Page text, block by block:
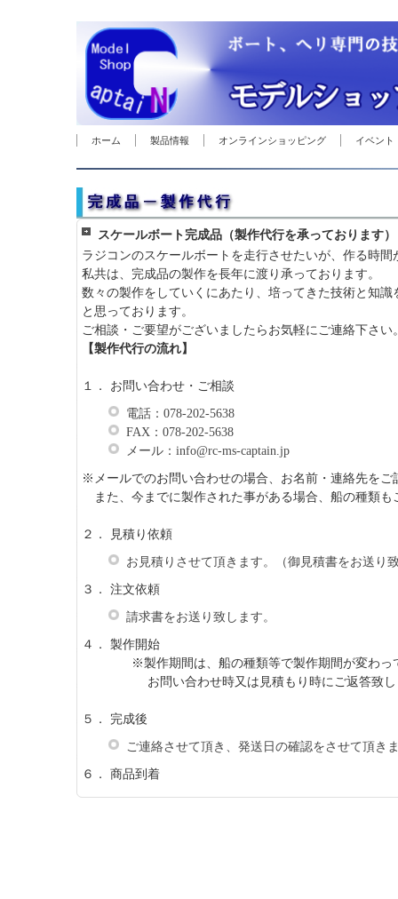
ホーム 製品情報 オンラインショッピング イベント
スケールボート完成品（製作代行を承っております）
ラジコンのスケールボートを走行させたいが、作る時
私共は、完成品の製作を長年に渡り承っております。
数々の製作をしていくにあたり、培ってきた技術と知
と思っております。
ご相談・ご要望がございましたらお気軽にご連絡下さい
【製作代行の流れ】
１． お問い合わせ・ご相談
電話：078-202-5638
FAX：078-202-5638
メール：info@rc-ms-captain.jp
※メールでのお問い合わせの場合、お名前・連絡先をご
また、今までに製作された事がある場合、船の種類も
２． 見積り依頼
お見積りさせて頂きます。（御見積書をお送り
３． 注文依頼
請求書をお送り致します。
４． 製作開始
※製作期間は、船の種類等で製作期間が変わっ
お問い合わせ時又は見積もり時にご返答致し
５． 完成後
ご連絡させて頂き、発送日の確認をさせて頂き
６． 商品到着